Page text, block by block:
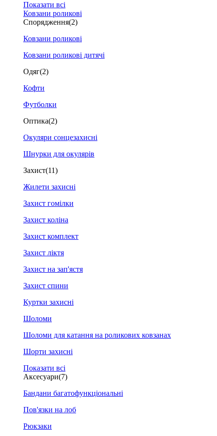
Показати всі
Ковзани роликові
Спорядження(2)
Ковзани роликові
Ковзани роликові дитячі
Одяг(2)
Кофти
Футболки
Оптика(2)
Окуляри сонцезахисні
Шнурки для окулярів
Захист(11)
Жилети захисні
Захист гомілки
Захист коліна
Захист комплект
Захист ліктя
Захист на зап'ястя
Захист спини
Куртки захисні
Шоломи
Шоломи для катання на роликових ковзанах
Шорти захисні
Показати всі
Аксесуари(7)
Бандани багатофункціональні
Пов'язки на лоб
Рюкзаки